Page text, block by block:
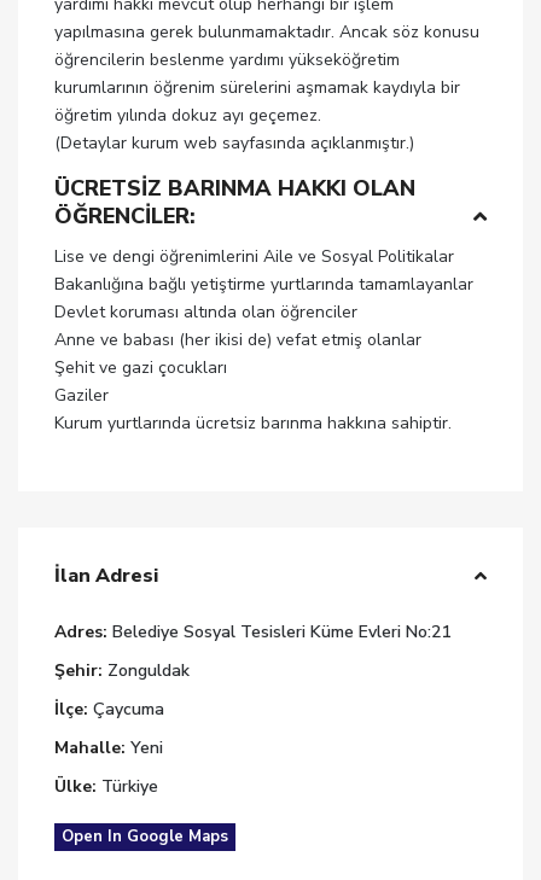
yapılmasına gerek bulunmamaktadır. Ancak söz konusu
öğrencilerin beslenme yardımı yükseköğretim
kurumlarının öğrenim sürelerini aşmamak kaydıyla bir
öğretim yılında dokuz ayı geçemez.
(Detaylar kurum web sayfasında açıklanmıştır.)
ÜCRETSİZ BARINMA HAKKI OLAN
ÖĞRENCİLER:
Lise ve dengi öğrenimlerini Aile ve Sosyal Politikalar
Bakanlığına bağlı yetiştirme yurtlarında tamamlayanlar
Devlet koruması altında olan öğrenciler
Anne ve babası (her ikisi de) vefat etmiş olanlar
Şehit ve gazi çocukları
Gaziler
Kurum yurtlarında ücretsiz barınma hakkına sahiptir.
İlan Adresi
Adres: Belediye Sosyal Tesisleri Küme Evleri No:21
Şehir: Zonguldak
İlçe: Çaycuma
Mahalle: Yeni
Ülke: Türkiye
Open In Google Maps